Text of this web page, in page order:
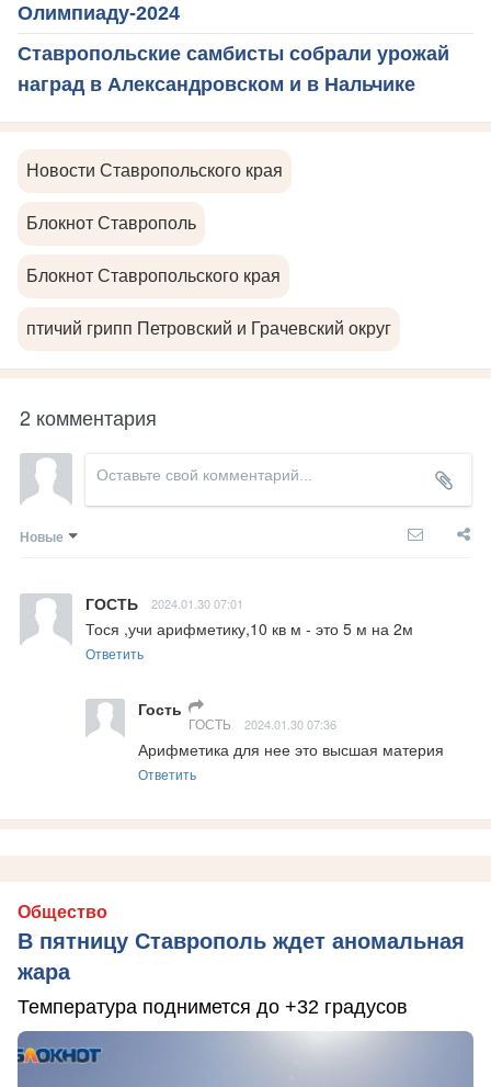
Олимпиаду-2024
Ставропольские самбисты собрали урожай
наград в Александровском и в Нальчике
Новости Ставропольского края
Блокнот Ставрополь
Блокнот Ставропольского края
птичий грипп Петровский и Грачевский округ
2 комментария
Новые
ГОСТЬ 2024.01.30 07:01
Тося ,учи арифметику,10 кв м - это 5 м на 2м
Ответить
Гость
ГОСТЬ 2024.01.30 07:36
Арифметика для нее это высшая материя
Ответить
Общество
В пятницу Ставрополь ждет аномальная
жара
Температура поднимется до +32 градусов